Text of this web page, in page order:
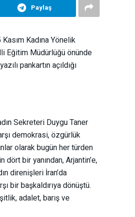
Paylaş
Kadına Yönelik
Eğitim Müdürlüğü önünde
pankartın açıldığı
Sekreteri Duygu Taner
demokrasi, özgürlük
olarak bugün her türden
bir yanından, Arjantin’e,
direnişleri İran’da
bir başkaldırıya dönüştü.
adalet, barış ve